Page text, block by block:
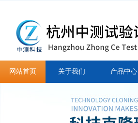
网站首页 关于我们 产品中心